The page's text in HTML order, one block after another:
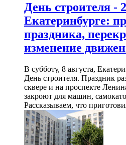
День строителя -
Екатеринбурге:
праздника,
изменение
В субботу, 8 августа,
День строителя. Праздник
сквере и на проспекте
закроют для машин,
Рассказываем, что